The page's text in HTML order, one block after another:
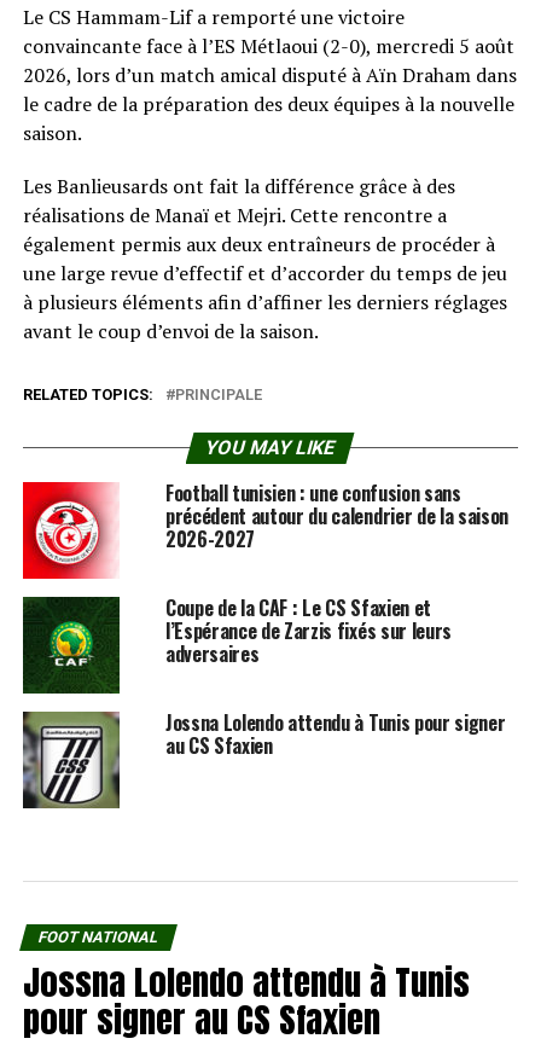
Le CS Hammam-Lif a remporté une victoire
convaincante face à l’ES Métlaoui (2-0), mercredi 5 août
2026, lors d’un match amical disputé à Aïn Draham dans
le cadre de la préparation des deux équipes à la nouvelle
saison.
Les Banlieusards ont fait la différence grâce à des
réalisations de Manaï et Mejri. Cette rencontre a
également permis aux deux entraîneurs de procéder à
une large revue d’effectif et d’accorder du temps de jeu
à plusieurs éléments afin d’affiner les derniers réglages
avant le coup d’envoi de la saison.
RELATED TOPICS: PRINCIPALE
YOU MAY LIKE
Football tunisien : une confusion sans
précédent autour du calendrier de la saison
2026-2027
Coupe de la CAF : Le CS Sfaxien et
l’Espérance de Zarzis fixés sur leurs
adversaires
Jossna Lolendo attendu à Tunis pour signer
au CS Sfaxien
FOOT NATIONAL
Jossna Lolendo attendu à Tunis
pour signer au CS Sfaxien